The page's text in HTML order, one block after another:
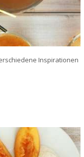
Inspirationen